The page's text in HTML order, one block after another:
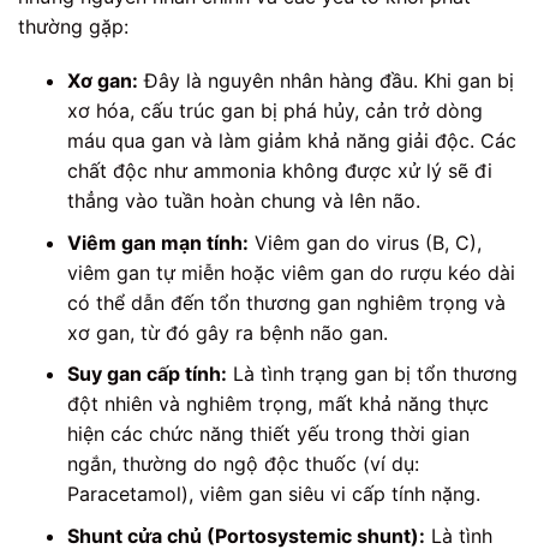
thường gặp:
Xơ gan: Đây là nguyên nhân hàng đầu. Khi gan bị
xơ hóa, cấu trúc gan bị phá hủy, cản trở dòng
máu qua gan và làm giảm khả năng giải độc. Các
chất độc như ammonia không được xử lý sẽ đi
thẳng vào tuần hoàn chung và lên não.
Viêm gan mạn tính: Viêm gan do virus (B, C),
viêm gan tự miễn hoặc viêm gan do rượu kéo dài
có thể dẫn đến tổn thương gan nghiêm trọng và
xơ gan, từ đó gây ra bệnh não gan.
Suy gan cấp tính: Là tình trạng gan bị tổn thương
đột nhiên và nghiêm trọng, mất khả năng thực
hiện các chức năng thiết yếu trong thời gian
ngắn, thường do ngộ độc thuốc (ví dụ:
Paracetamol), viêm gan siêu vi cấp tính nặng.
Shunt cửa chủ (Portosystemic shunt): Là tình